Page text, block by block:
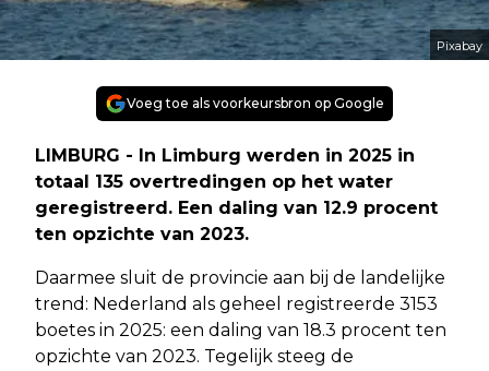
Pixabay
Voeg toe als voorkeursbron op Google
LIMBURG - In Limburg werden in 2025 in
totaal 135 overtredingen op het water
geregistreerd. Een daling van 12.9 procent
ten opzichte van 2023.
Daarmee sluit de provincie aan bij de landelijke
trend: Nederland als geheel registreerde 3153
boetes in 2025: een daling van 18.3 procent ten
opzichte van 2023. Tegelijk steeg de